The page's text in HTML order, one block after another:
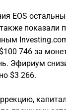
EOS
показали
746 за
Эфириум
$3 266.